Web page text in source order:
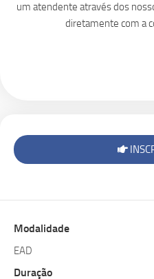
um atendente através dos
diretamente com a
Modalidade
EAD
Duração